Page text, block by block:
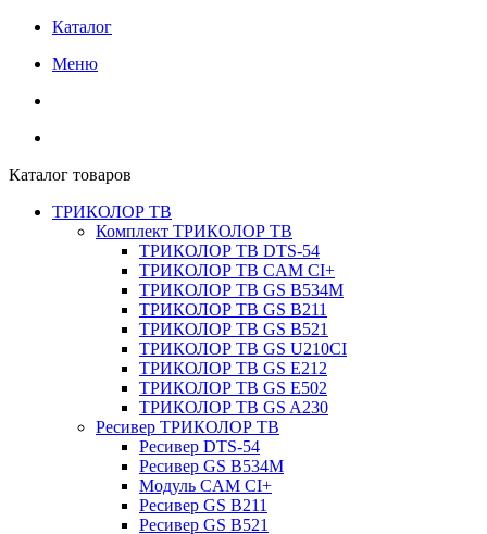
Каталог
Меню
Каталог товаров
ТРИКОЛОР ТВ
Комплект ТРИКОЛОР ТВ
ТРИКОЛОР ТВ DTS-54
ТРИКОЛОР ТВ CAM CI+
ТРИКОЛОР ТВ GS B534M
ТРИКОЛОР ТВ GS B211
ТРИКОЛОР ТВ GS B521
ТРИКОЛОР ТВ GS U210CI
ТРИКОЛОР ТВ GS E212
ТРИКОЛОР ТВ GS E502
ТРИКОЛОР ТВ GS A230
Ресивер ТРИКОЛОР ТВ
Ресивер DTS-54
Ресивер GS B534M
Модуль CAM CI+
Ресивер GS B211
Ресивер GS B521